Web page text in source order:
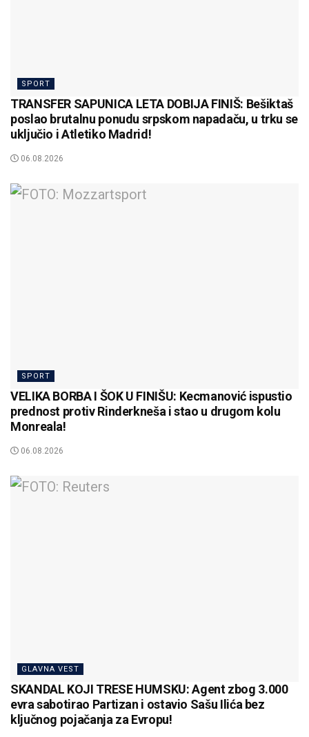
SPORT
TRANSFER SAPUNICA LETA DOBIJA FINIŠ: Bešiktaš
poslao brutalnu ponudu srpskom napadaču, u trku se
uključio i Atletiko Madrid!
06.08.2026
SPORT
VELIKA BORBA I ŠOK U FINIŠU: Kecmanović ispustio
prednost protiv Rinderkneša i stao u drugom kolu
Monreala!
06.08.2026
GLAVNA VEST
SKANDAL KOJI TRESE HUMSKU: Agent zbog 3.000
evra sabotirao Partizan i ostavio Sašu Ilića bez
ključnog pojačanja za Evropu!